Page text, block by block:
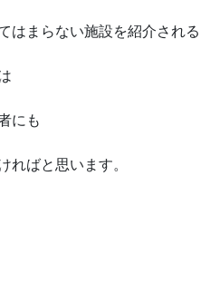
はまらない施設を紹介される
にも
ればと思います。